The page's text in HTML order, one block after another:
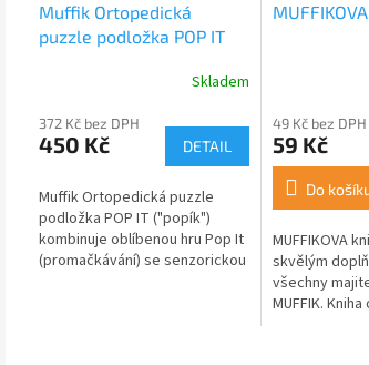
Muffik Ortopedická
puzzle podložka POP IT
Skladem
372 Kč bez DPH
450 Kč DETAIL
Muffik Ortopedická puzzle
podložka POP IT ("popík")
kombinuje oblíbenou hru Pop It
(promačkávání) se senzorickou
49 Kč bez DPH
59 Kč
Do
MUFFIKOVA
skvělým
všechny
MUFFIK.